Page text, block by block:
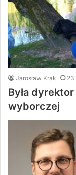
Jarosław Krak 23
Była
wyborczej